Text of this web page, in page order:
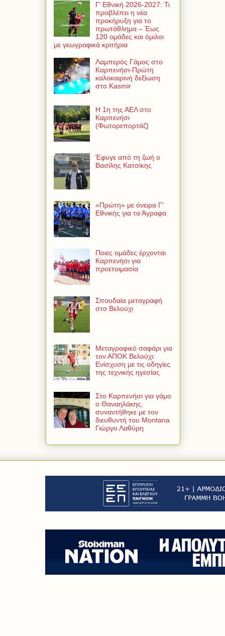
Γ’ Εθνική 2026-2027: Τι
προβλέπει η νέα
προκήρυξη για το
πρωτάθλημα – Έως
120 ομάδες και όμιλοι
με γεωγραφικά κριτήρια
Λαμπερός Γάμος στο
Καρπενήσι-Πρώτη
καλοκαιρινή δεξίωση
στο Kasmir
Η 1η της ΑΕΛ στο
Καρπενήσι
(Φωτορεπορτάζ)
Έφυγε από τη ζωή ο
Βασίλης Κατσίκης
«Πρώτη» με όνειρα Γ'
Εθνικής για τα Άγραφα
Ποιες ομάδες έρχονται
Καρπενήσι για
προετοιμασία
Σπουδαία μεταγραφή
στο Βελούχι
Μεταγραφικό σαφάρι για
τον ΑΠΟΚ Βελούχι:
Ενίσχυση με τις οδηγίες
της τεχνικής ηγεσίας
Στο Καρπενήσι για γάμο
ο Θαναηλάκης,
συναντήθηκε με τον
διευθυντή του Montana
Γιώργο Λαθύρη